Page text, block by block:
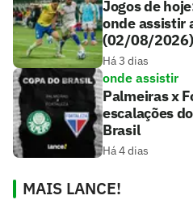
Jogos de
onde assistir
(02/08/2026)
Há 3 dias
onde assistir
Palmeiras x
escalações
Brasil
Há 4 dias
MAIS LANCE!